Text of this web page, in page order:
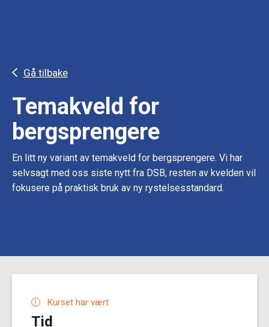
Gå tilbake
Temakveld for
bergsprengere
En litt ny variant av temakveld for bergsprengere. Vi har
selvsagt med oss siste nytt fra DSB, resten av kvelden vil
fokusere på praktisk bruk av ny rystelsesstandard.
Kurset har vært
Tid